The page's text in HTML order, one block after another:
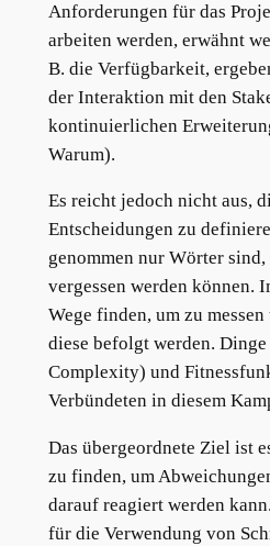
Anforderungen für das
arbeiten werden, erwähnt
B. die Verfügbarkeit,
der Interaktion mit den
kontinuierlichen
Warum).
Es reicht jedoch nicht aus,
Entscheidungen zu
genommen nur Wörter
vergessen werden können.
Wege finden, um zu
diese befolgt werden.
Complexity) und
Verbündeten in diesem
Das übergeordnete Ziel ist
zu finden, um
darauf reagiert werden
für die Verwendung von